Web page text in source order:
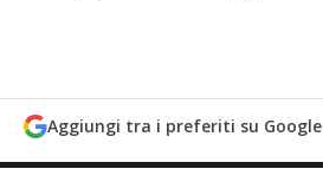
Aggiungi tra i preferiti su Google